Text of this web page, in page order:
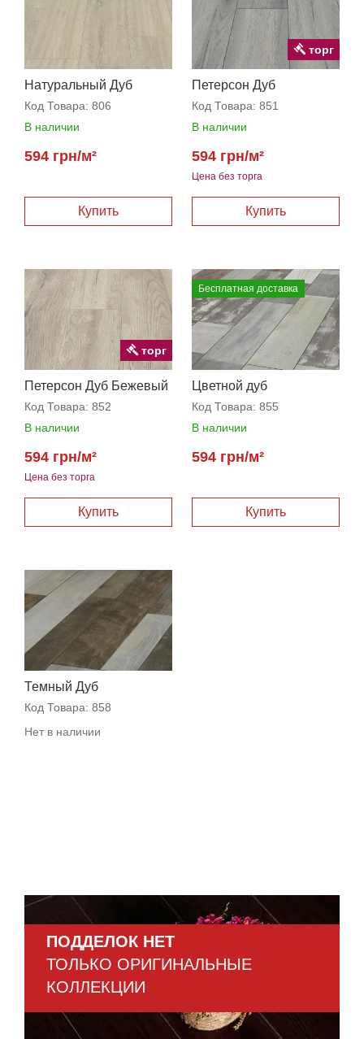
Натуральный Дуб
Палас
Код Товара: 806
В наличии
594 грн/м²
Петерсон Дуб
Код Товара: 851
В наличии
Цена без торга
594 грн/м²
торг
Петерсон Дуб Бежевый
Код Товара: 852
В наличии
Цена без торга
594 грн/м²
торг
Бесплатная доставка
Цветной дуб
Код Товара: 855
В наличии
594 грн/м²
Темный Дуб
Код Товара: 858
Нет в наличии
ПОДДЕЛОК НЕТ
ТОЛЬКО ОРИГИНАЛЬНЫЕ
КОЛЛЕКЦИИ